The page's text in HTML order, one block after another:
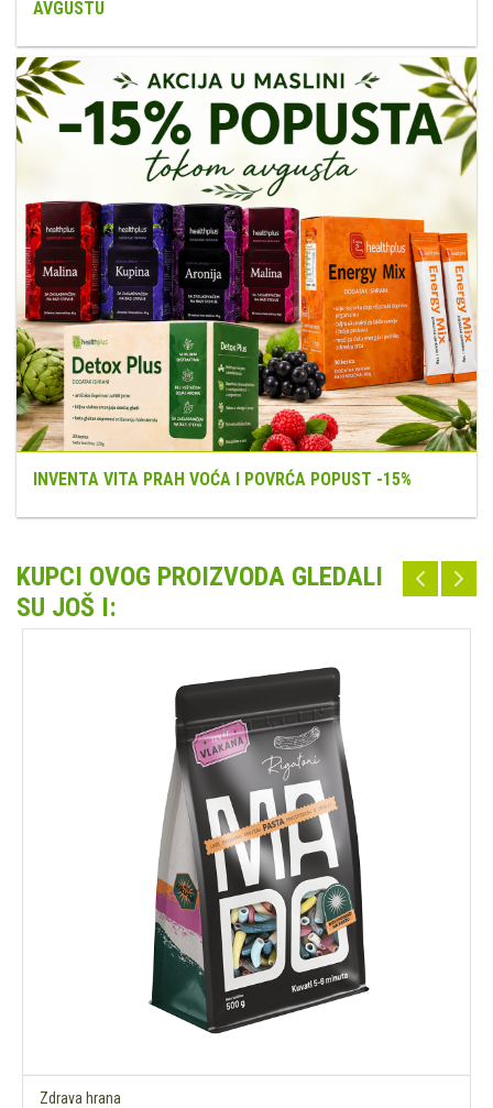
AVGUSTU
INVENTA VITA PRAH VOĆA I POVRĆA POPUST -15%
KUPCI OVOG PROIZVODA GLEDALI
SU JOŠ I:
Zdrava hrana